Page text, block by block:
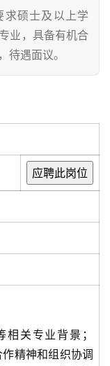
求硕士及以上学
业，具备有机合
待遇面议。
相关专业背景；
精神和组织协调